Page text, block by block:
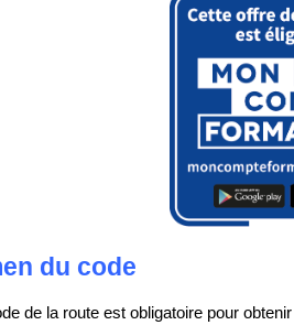
du code
de la route est obligatoire pour